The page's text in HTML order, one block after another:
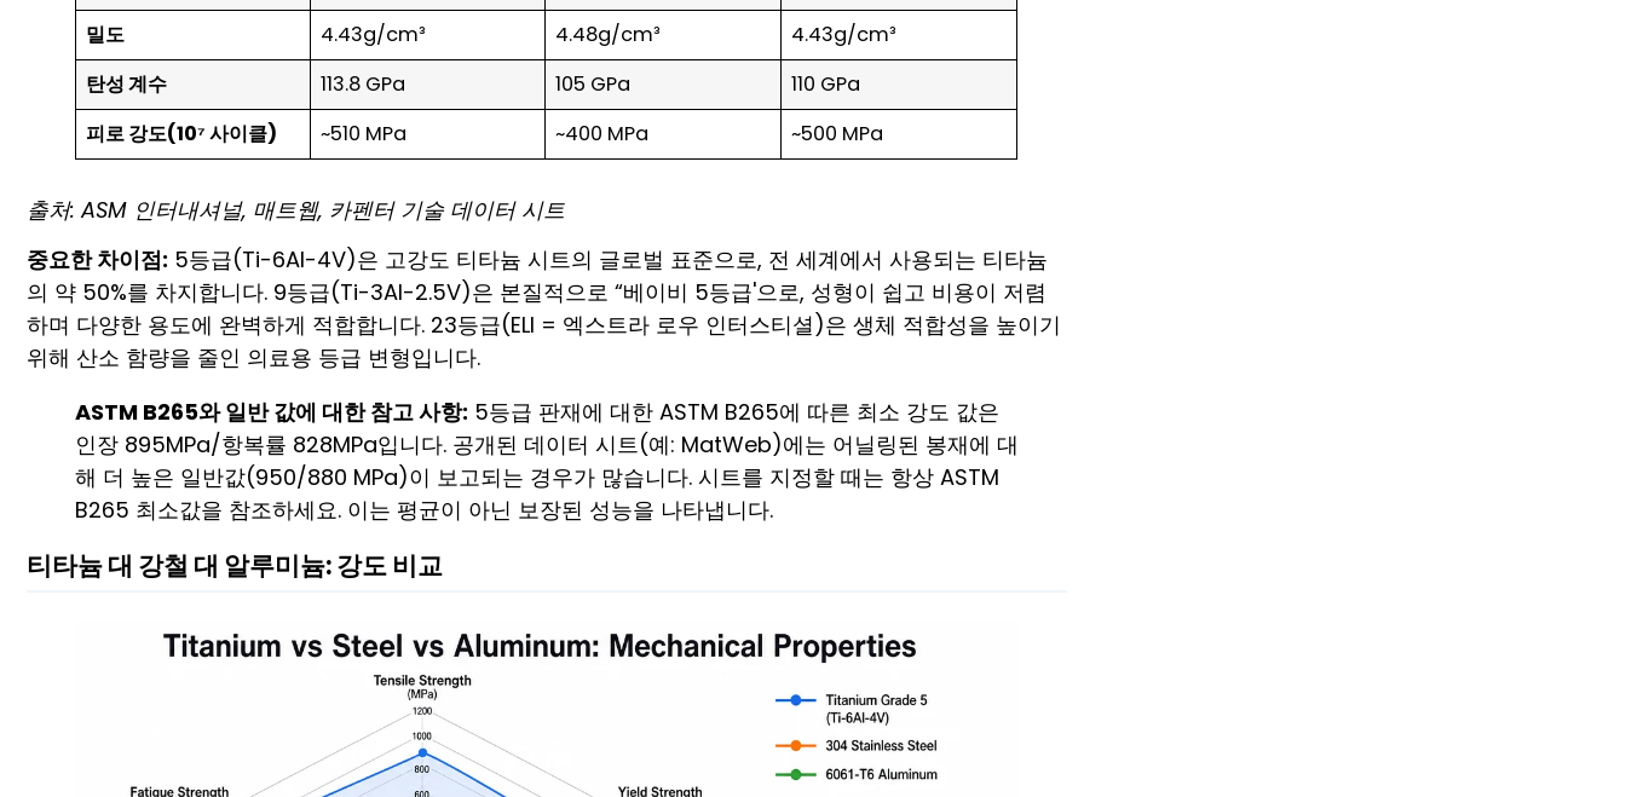
밀도
4.43g/cm³ 4.48g/cm³
4.43g/cm³
탄성 계수
113.8 GPa 105 GPa
110 GPa
피로 강도(10⁷ 사이클)
~510 MPa ~400 MPa ~500 MPa
출처: ASM 인터내셔널, 매트웹, 카펜터 기술 데이터 시트
중요한 차이점: 5등급(Ti-6Al-4V)은 고강도 티타늄 시트의 글로벌 표준으로, 전 세계에서 사용되는 티타늄
의 약 50%를 차지합니다. 9등급(Ti-3Al-2.5V)은 본질적으로 “베이비 5등급'으로, 성형이 쉽고 비용이 저렴
하며 다양한 용도에 완벽하게 적합합니다. 23등급(ELI = 엑스트라 로우 인터스티셜)은 생체 적합성을 높이기
위해 산소 함량을 줄인 의료용 등급 변형입니다.
ASTM B265와 일반 값에 대한 참고 사항: 5등급 판재에 대한 ASTM B265에 따른 최소 강도 값은
인장 895MPa/항복률 828MPa입니다. 공개된 데이터 시트(예: MatWeb)에는 어닐링된 봉재에 대
해 더 높은 일반값(950/880 MPa)이 보고되는 경우가 많습니다. 시트를 지정할 때는 항상 ASTM
B265 최소값을 참조하세요. 이는 평균이 아닌 보장된 성능을 나타냅니다.
티타늄 대 강철 대 알루미늄: 강도 비교